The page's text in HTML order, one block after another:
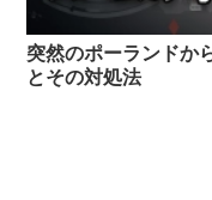
突然のポーランドか
とその対処法